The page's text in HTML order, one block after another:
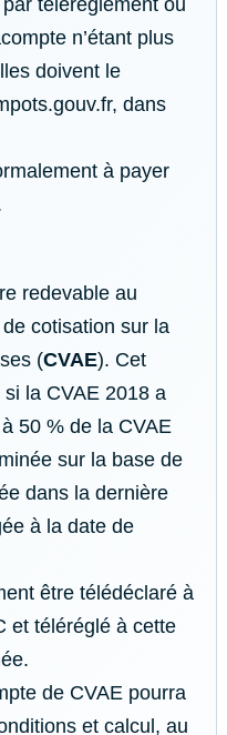
télérèglement ou
n’étant plus
doivent le
dans
à payer
redevable au
cotisation sur la
(CVAE). Cet
si la CVAE 2018 a
50 % de la CVAE
sur la base de
dans la dernière
à la date de
être télédéclaré à
et téléréglé à cette
de CVAE pourra
et calcul, au